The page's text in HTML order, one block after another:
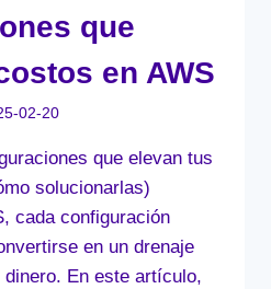
que
en AWS
02-20
que elevan tus
solucionarlas)
cada configuración
en un drenaje
En este artículo,